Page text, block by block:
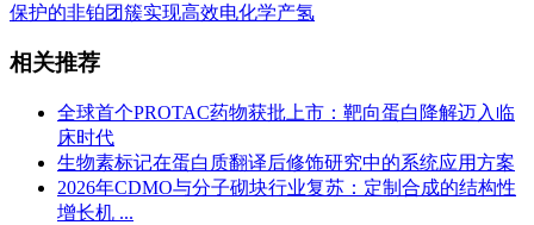
保护的非铂团簇实现高效电化学产氢
相关推荐
全球首个PROTAC药物获批上市：靶向蛋白降解迈入临
床时代
生物素标记在蛋白质翻译后修饰研究中的系统应用方案
2026年CDMO与分子砌块行业复苏：定制合成的结构性
增长机 ...